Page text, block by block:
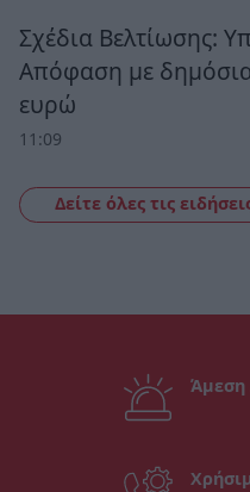
Σχέδια Βελτίωσης:
Απόφαση με
ευρώ
11:09
Δείτε όλες τις
Άμεση